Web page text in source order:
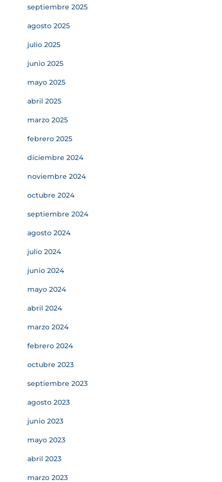
septiembre 2025
agosto 2025
julio 2025
junio 2025
mayo 2025
abril 2025
marzo 2025
febrero 2025
diciembre 2024
noviembre 2024
octubre 2024
septiembre 2024
agosto 2024
julio 2024
junio 2024
mayo 2024
abril 2024
marzo 2024
febrero 2024
octubre 2023
septiembre 2023
agosto 2023
junio 2023
mayo 2023
abril 2023
marzo 2023